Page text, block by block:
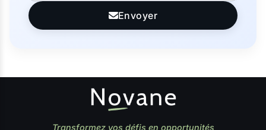
Envoyer
Transformez vos défis en opportunités